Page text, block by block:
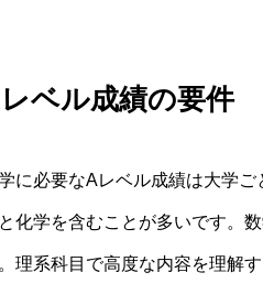
ベル成績の要件
に必要なAレベル成績は大学
化学を含むことが多いです。
理系科目で高度な内容を理解